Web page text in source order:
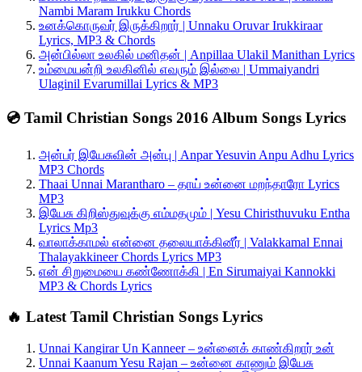
Nambi Maram Irukku Chords
உனக்கொருவர் இருக்கிறார் | Unnaku Oruvar Irukkiraar
Lyrics, MP3 & Chords
அன்பில்லா உலகில் மனிதன் | Anpillaa Ulakil Manithan Lyrics
உம்மையன்றி உலகினில் எவரும் இல்லை | Ummaiyandri
Ulaginil Evarumillai Lyrics & MP3
💿 Tamil Christian Songs 2016 Album Songs Lyrics
அன்பர் இயேசுவின் அன்பு | Anpar Yesuvin Anpu Adhu Lyrics
MP3 Chords
Thaai Unnai Marantharo – தாய் உன்னை மறந்தாரோ Lyrics
MP3
இயேசு கிறிஸ்துவுக்கு எம்மதமும் | Yesu Chiristhuvuku Entha
Lyrics Mp3
வாலாக்காமல் என்னை தலையாக்கினீர் | Valakkamal Ennai
Thalayakkineer Chords Lyrics MP3
என் சிறுமையை கண்ணோக்கி | En Sirumaiyai Kannokki
MP3 & Chords Lyrics
🔥 Latest Tamil Christian Songs Lyrics
Unnai Kangirar Un Kanneer – உன்னைக் காண்கிறார் உன்
Unnai Kaanum Yesu Rajan – உன்னை காணும் இயேசு